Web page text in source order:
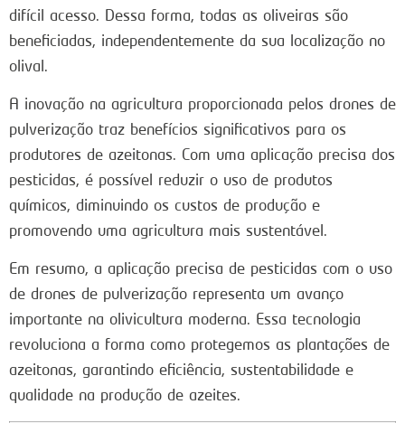
difícil acesso. Dessa forma, todas as oliveiras são
beneficiadas, independentemente da sua localização no
olival.
A inovação na agricultura proporcionada pelos drones de
pulverização traz benefícios significativos para os
produtores de azeitonas. Com uma aplicação precisa dos
pesticidas, é possível reduzir o uso de produtos
químicos, diminuindo os custos de produção e
promovendo uma agricultura mais sustentável.
Em resumo, a aplicação precisa de pesticidas com o uso
de drones de pulverização representa um avanço
importante na olivicultura moderna. Essa tecnologia
revoluciona a forma como protegemos as plantações de
azeitonas, garantindo eficiência, sustentabilidade e
qualidade na produção de azeites.